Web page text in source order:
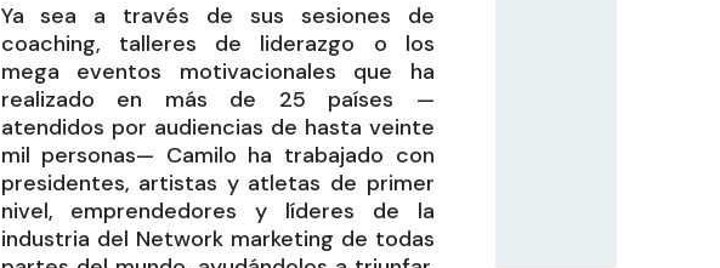
Ya sea a través de sus sesiones de
coaching, talleres de liderazgo o los
mega eventos motivacionales que ha
realizado en más de 25 países —
atendidos por audiencias de hasta veinte
mil personas— Camilo ha trabajado con
presidentes, artistas y atletas de primer
nivel, emprendedores y líderes de la
industria del Network marketing de todas